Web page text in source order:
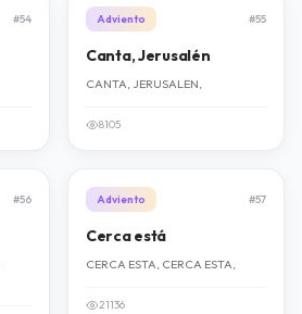
#54 Adviento #55
Canta, Jerusalén
CANTA, JERUSALEN,
8105
#56 Adviento #57
Cerca está
CERCA ESTA, CERCA ESTA,
21136